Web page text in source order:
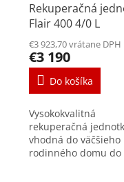
Rekuperačná
Flair 400 4/0 L
€3 923,70 vrátane DPH
€3 190
Do košíka
Vysokokvalitná
rekuperačná
vhodná do väčšieho
rodinného domu do